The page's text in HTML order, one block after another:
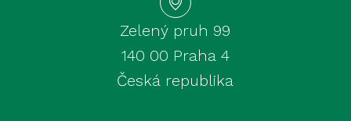
Zelený pruh 99
140 00 Praha 4
Česká republika